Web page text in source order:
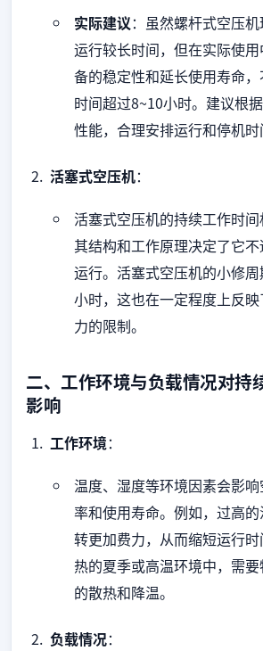
实际建议：虽然螺杆式空压
运行较长时间，但在实际使
备的稳定性和延长使用寿命
时间超过8~10小时。建议根
性能，合理安排运行和停机时
活塞式空压机：
活塞式空压机的持续工作时
其结构和工作原理决定了它
运行。活塞式空压机的小修
小时，这也在一定程度上反
力的限制。
二、工作环境与负载情况对持
影响
工作环境：
温度、湿度等环境因素会影
率和使用寿命。例如，过高
转更加费力，从而缩短运行
热的夏季或高温环境中，需
的散热和降温。
负载情况：